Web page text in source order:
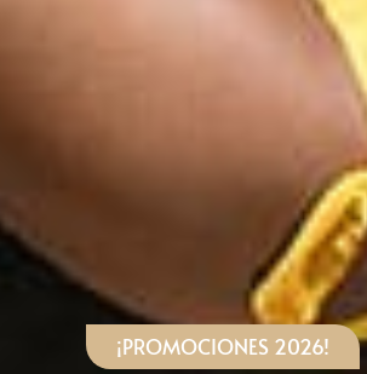
¡PROMOCIONES 2026!